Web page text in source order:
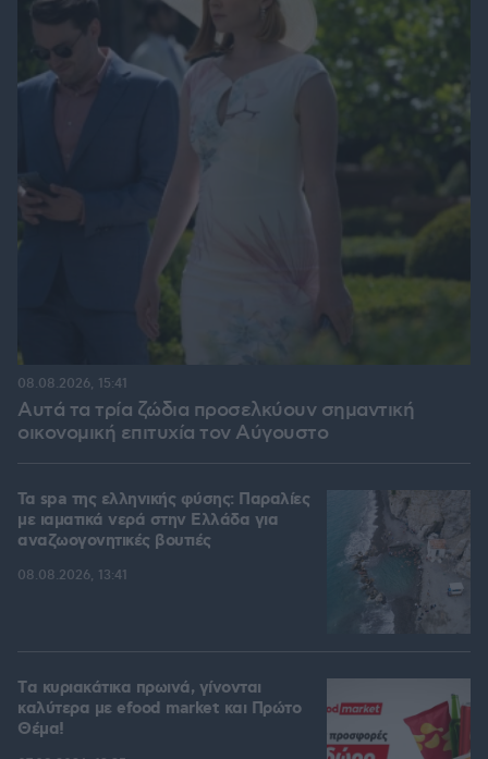
Αυτά τα τρία ζώδια προσελκύουν σημαντική
οικονομική επιτυχία τον Αύγουστο
08.08.2026, 15:41
Τα spa της ελληνικής φύσης: Παραλίες
με ιαματικά νερά στην Ελλάδα για
αναζωογονητικές βουτιές
08.08.2026, 13:41
Tα κυριακάτικα πρωινά, γίνονται
καλύτερα με efood market και Πρώτο
Θέμα!